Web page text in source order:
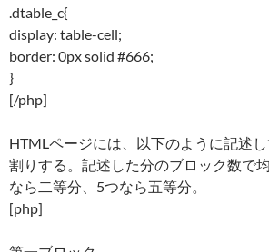
.dtable_c{
display: table-cell;
border: 0px solid #666;
}
[/php]
HTMLページには、以下のように記述
割りする。記述した分のブロック数で
なら二等分、5つなら五等分。
[php]